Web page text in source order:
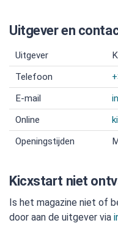
Uitgever en
Uitgever
Telefoon
E-mail
Online
Openingstijden
Kicxstart niet
Is het magazine niet of
door aan de uitgever via